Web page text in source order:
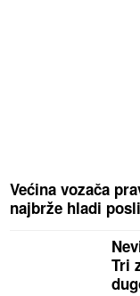
Većina vozača
najbrže hladi
Tri